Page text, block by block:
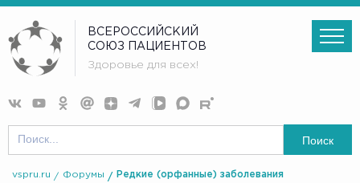
ВСЕРОССИЙСКИЙ
СОЮЗ ПАЦИЕНТОВ
Здоровье для всех!
Поиск
vspru.ru Форумы Редкие (орфанные) заболевания